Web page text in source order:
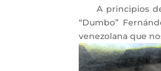
A principios de
“Dumbo”
venezolana que